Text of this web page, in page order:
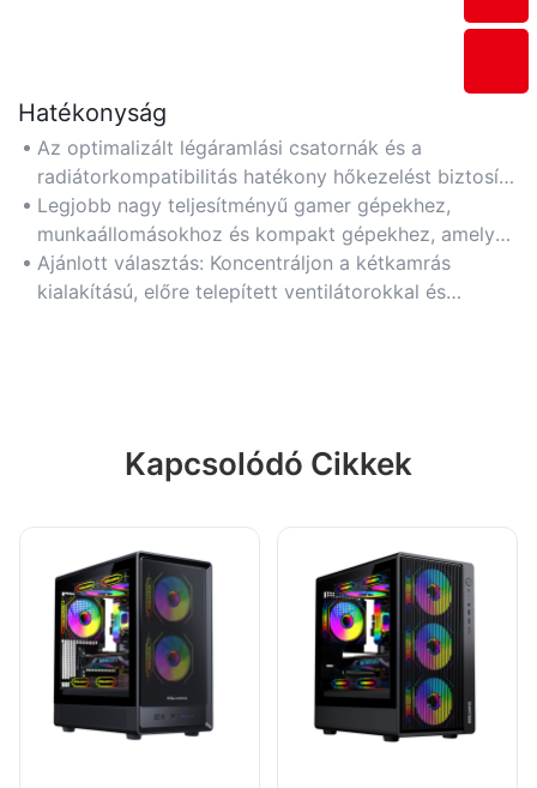
Hatékonyság
Az optimalizált légáramlási csatornák és a
radiátorkompatibilitás hatékony hőkezelést biztosít,
meghosszabbítva az alkatrészek élettartamát. A
szerszám nélküli bővítőhelyek és a gyorsan
kioldható panelek leegyszerűsítik a hardveres
frissítéseket.
Legjobb nagy teljesítményű gamer gépekhez,
munkaállomásokhoz és kompakt gépekhez, amelyek
megbízható hűtést és egyszerű karbantartást
igényelnek.
Ajánlott választás: Koncentráljon a kétkamrás
kialakítású, előre telepített ventilátorokkal és
Kapcsolódó Cikkek